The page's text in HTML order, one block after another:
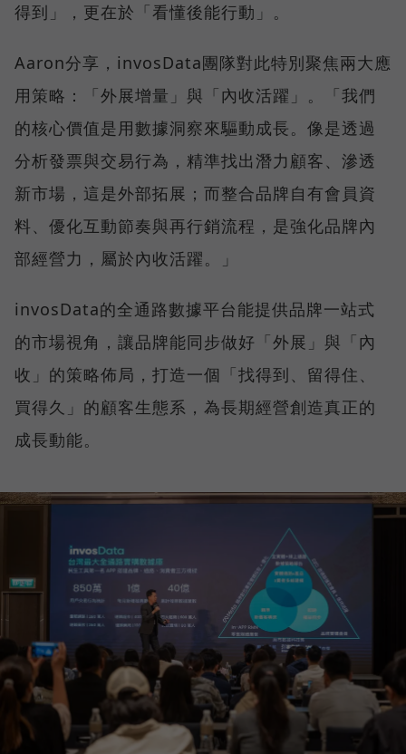
得到」，更在於「看懂後能行動」。
Aaron分享，invosData團隊對此特別聚焦兩大應
用策略：「外展增量」與「內收活躍」。「我們
的核心價值是用數據洞察來驅動成長。像是透過
分析發票與交易行為，精準找出潛力顧客、滲透
新市場，這是外部拓展；而整合品牌自有會員資
料、優化互動節奏與再行銷流程，是強化品牌內
部經營力，屬於內收活躍。」
invosData的全通路數據平台能提供品牌一站式
的市場視角，讓品牌能同步做好「外展」與「內
收」的策略佈局，打造一個「找得到、留得住、
買得久」的顧客生態系，為長期經營創造真正的
成長動能。